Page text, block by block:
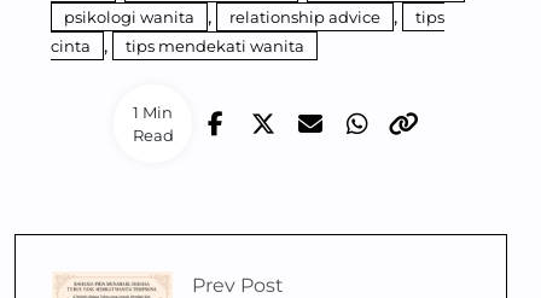
1 Min
Read
psikologi wanita , relationship advice ,
tips
cinta
, tips mendekati wanita
Prev Post